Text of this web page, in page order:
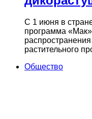
С 1 июня в
программа
растительного
Общество